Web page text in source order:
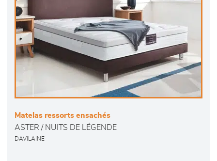
Matelas ressorts ensachés
ASTER / NUITS DE LÉGENDE
DAVILAINE